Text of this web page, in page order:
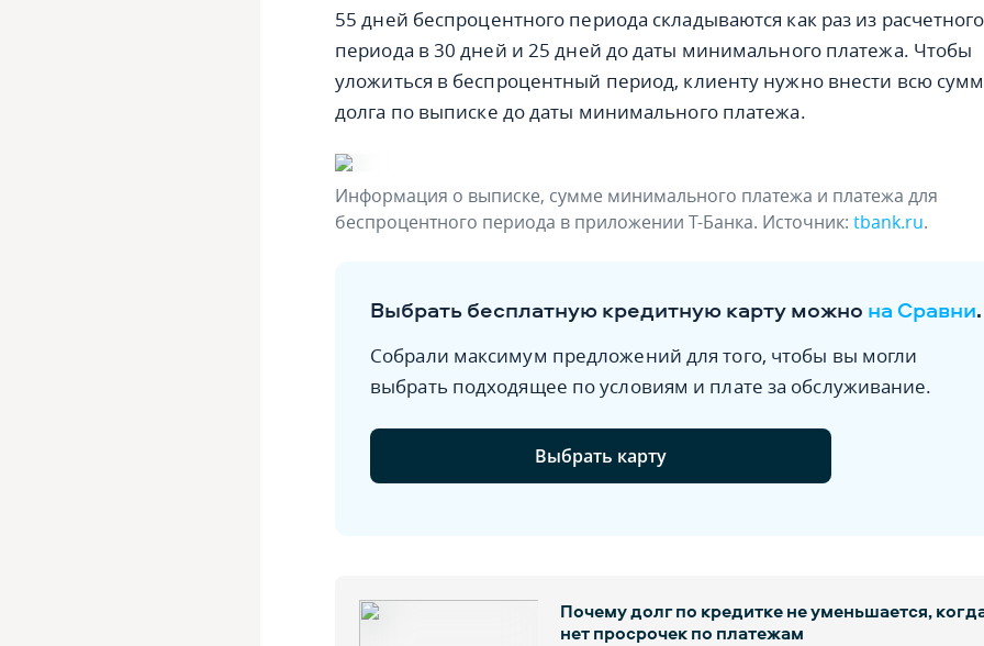
55 дней беспроцентного периода складываются как раз из расчетного
периода в 30 дней и 25 дней до даты минимального платежа. Чтобы
уложиться в беспроцентный период, клиенту нужно внести всю
долга по выписке до даты минимального платежа.
Информация о выписке, сумме минимального платежа и платежа для
беспроцентного периода в приложении Т-Банка. Источник: tbank.ru.
Выбрать бесплатную кредитную карту можно на Сравни.
Собрали максимум предложений для того, чтобы вы могли
выбрать подходящее по условиям и плате за обслуживание.
Выбрать карту
Почему долг по кредитке не уменьшается‚
нет просрочек по платежам